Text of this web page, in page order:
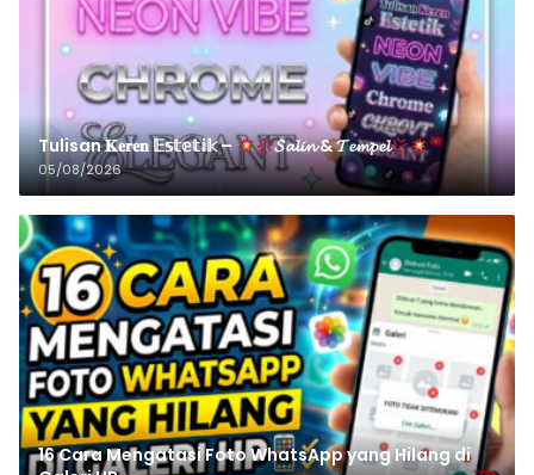
Tulisan 𝐊𝐞𝐫𝐞𝐧 𝔼𝕤𝕥𝕖𝕥𝕚𝕜 – 𝓢𝓪𝓵𝓲𝓷 & 𝓣𝓮𝓶𝓹𝓮𝓵
05/08/2026
16 Cara Mengatasi Foto WhatsApp yang Hilang di